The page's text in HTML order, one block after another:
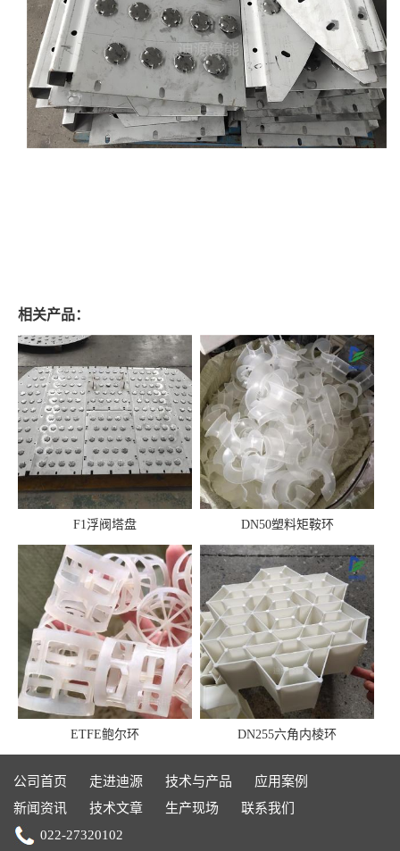
相关产品：
F1浮阀塔盘 DN50塑料矩鞍环
ETFE鲍尔环 DN255六角内棱环
公司首页 走进迪源 技术与产品
应用案例
新闻资讯
技术文章 生产现场
联系我们
022-27320102